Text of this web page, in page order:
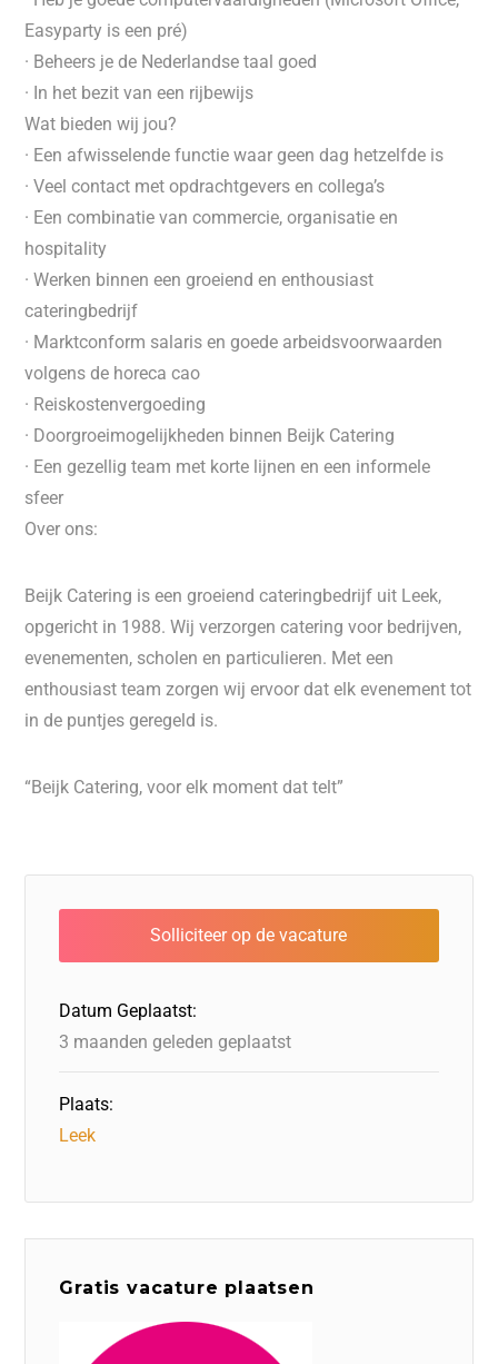
Easyparty is een pré)
· Beheers je de Nederlandse taal goed
· In het bezit van een rijbewijs
Wat bieden wij jou?
· Een afwisselende functie waar geen dag hetzelfde is
· Veel contact met opdrachtgevers en collega’s
· Een combinatie van commercie, organisatie en
hospitality
· Werken binnen een groeiend en enthousiast
cateringbedrijf
· Marktconform salaris en goede arbeidsvoorwaarden
volgens de horeca cao
· Reiskostenvergoeding
· Doorgroeimogelijkheden binnen Beijk Catering
· Een gezellig team met korte lijnen en een informele
sfeer
Over ons:
Beijk Catering is een groeiend cateringbedrijf uit Leek,
opgericht in 1988. Wij verzorgen catering voor bedrijven,
evenementen, scholen en particulieren. Met een
enthousiast team zorgen wij ervoor dat elk evenement tot
in de puntjes geregeld is.
“Beijk Catering, voor elk moment dat telt”
Datum Geplaatst:
3 maanden geleden geplaatst
Plaats:
Leek
Gratis vacature plaatsen